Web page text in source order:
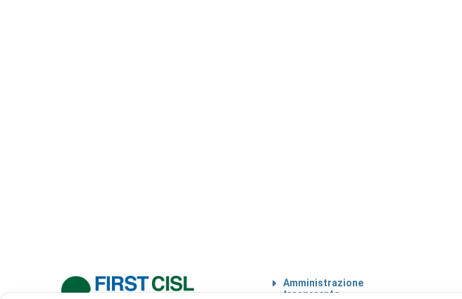
Amministrazione
trasparente